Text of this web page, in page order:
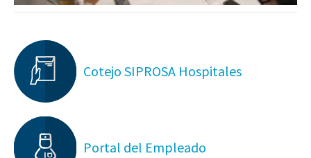
Cotejo SIPROSA Hospitales
Portal del Empleado